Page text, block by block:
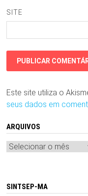
SITE
Este site utiliza o
seus dados em
ARQUIVOS
Arquivos
SINTSEP-MA